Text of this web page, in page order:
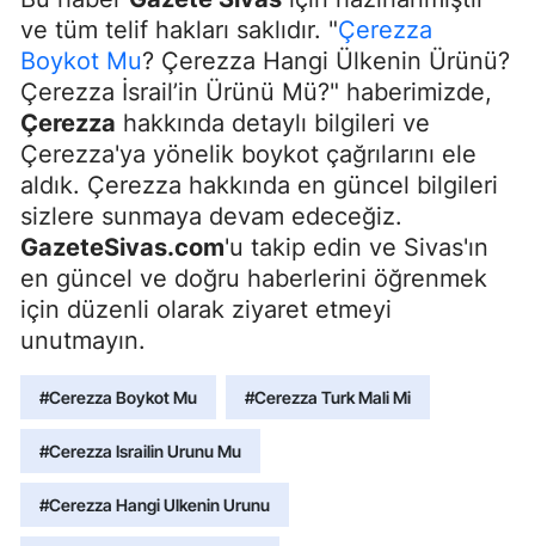
ve tüm telif hakları saklıdır. "Çerezza
Boykot Mu? Çerezza Hangi Ülkenin Ürünü?
Çerezza İsrail’in Ürünü Mü?" haberimizde,
Çerezza hakkında detaylı bilgileri ve
Çerezza'ya yönelik boykot çağrılarını ele
aldık. Çerezza hakkında en güncel bilgileri
sizlere sunmaya devam edeceğiz.
GazeteSivas.com'u takip edin ve Sivas'ın
en güncel ve doğru haberlerini öğrenmek
için düzenli olarak ziyaret etmeyi
unutmayın.
#Cerezza Boykot Mu #Cerezza Turk Mali Mi
#Cerezza Israilin Urunu Mu
#Cerezza Hangi Ulkenin Urunu